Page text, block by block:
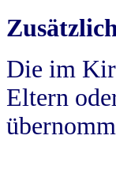
Die im
Eltern